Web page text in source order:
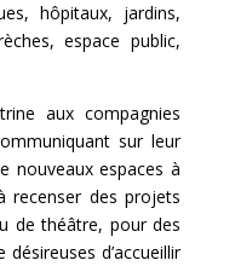
hôpitaux, jardins,
espace public,
aux compagnies
sur leur
nouveaux espaces à
recenser des projets
de théâtre, pour des
d’accueillir